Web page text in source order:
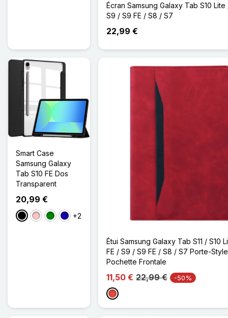
Écran Samsung Galaxy Tab S10 Lite
S9 / S9 FE / S8 / S7
22,99 €
Smart Case
Samsung Galaxy
Tab S10 FE Dos
Transparent
20,99 €
NoirRoseVertBleu Foncé
+2
Étui Samsung Galaxy Tab S11 / S10
FE / S9 / S9 FE / S8 / S7 Porte-
Pochette Frontale
11,50 € 22,99 € -50%
Rouge